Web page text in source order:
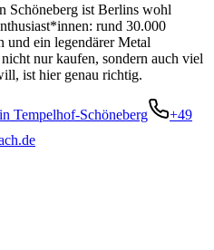
Schöneberg ist Berlins wohl
rund 30.000
und ein legendärer Metal
nur kaufen, sondern auch viel
ist hier genau richtig.
Tempelhof-Schöneberg
+49